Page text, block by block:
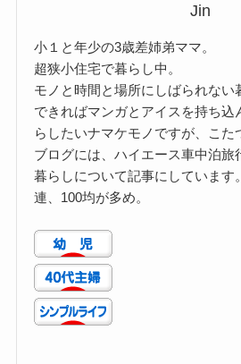
Jin
小１と年少の3歳差姉弟ママ。
超狭小住宅で暮らし中。
モノと時間と場所にしばられない
できればマンガとアイスを持ち込
らしたいナマケモノですが、こた
ブログには、ハイエース車中泊旅
暮らしについて記事にしています
連、100均が多め。